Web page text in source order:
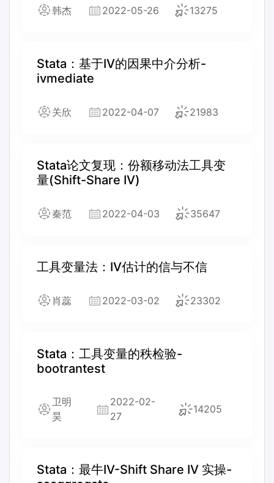
韩杰
2022-05-26 13275
Stata：基于IV的因果中介分析-
ivmediate
关欣 2022-04-07 21983
Stata论文复现：份额移动法工具变
量(Shift-Share IV)
秦范 2022-04-03 35647
工具变量法：IV估计的信与不信
肖蕊 2022-03-02 23302
Stata：工具变量的秩检验-
bootrantest
卫明
昊
2022-02-
27
14205
Stata：最牛IV-Shift Share IV 实操-